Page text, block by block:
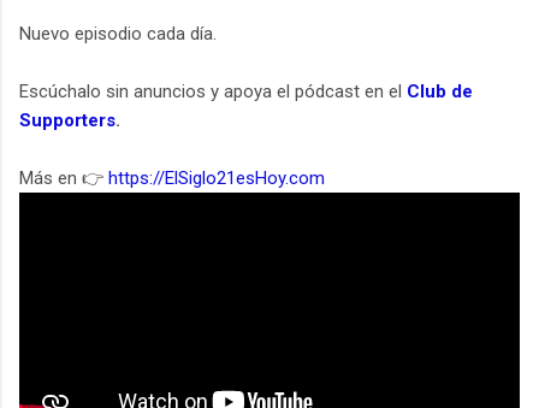
Nuevo episodio cada día.
Escúchalo sin anuncios y apoya el pódcast en el Club de
Supporters.
Más en 👉 https://ElSiglo21esHoy.com